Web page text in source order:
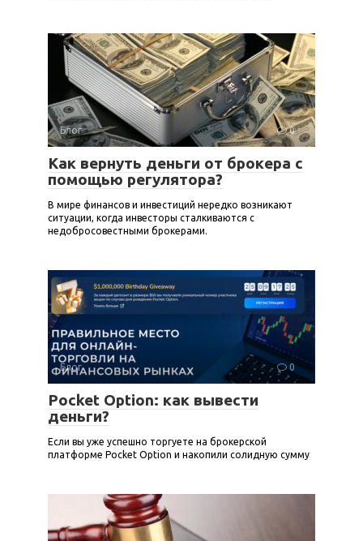
Блог 0
Как вернуть деньги от брокера с
помощью регулятора?
В мире финансов и инвестиций нередко возникают
ситуации, когда инвесторы сталкиваются с
недобросовестными брокерами.
Блог 0
Pocket Option: как вывести
деньги?
Если вы уже успешно торгуете на брокерской
платформе Pocket Option и накопили солидную сумму